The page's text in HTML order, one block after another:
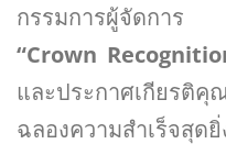
กรรมการผู้จัดกา
“Crown
และประกาศเกียร
ฉลองความสำเร็จสุด